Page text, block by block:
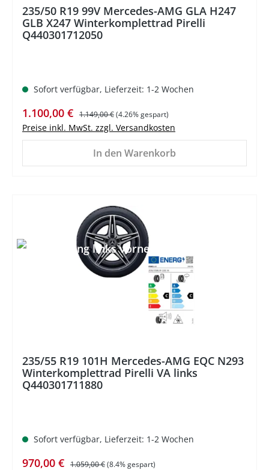
235/50 R19 99V Mercedes-AMG GLA H247
GLB X247 Winterkomplettrad Pirelli
Q440301712050
Sofort verfügbar, Lieferzeit: 1-2 Wochen
Verkaufspreis:
1.100,00 € Regulärer Preis:
1.149,00 €(4.26% gespart)
Preise inkl. MwSt. zzgl. Versandkosten
In den Warenkorb
235/55 R19 101H Mercedes-AMG EQC N293
Winterkomplettrad Pirelli VA links
Q440301711880
Sofort verfügbar, Lieferzeit: 1-2 Wochen
Verkaufspreis:
970,00 € Regulärer Preis:
1.059,00 €(8.4% gespart)